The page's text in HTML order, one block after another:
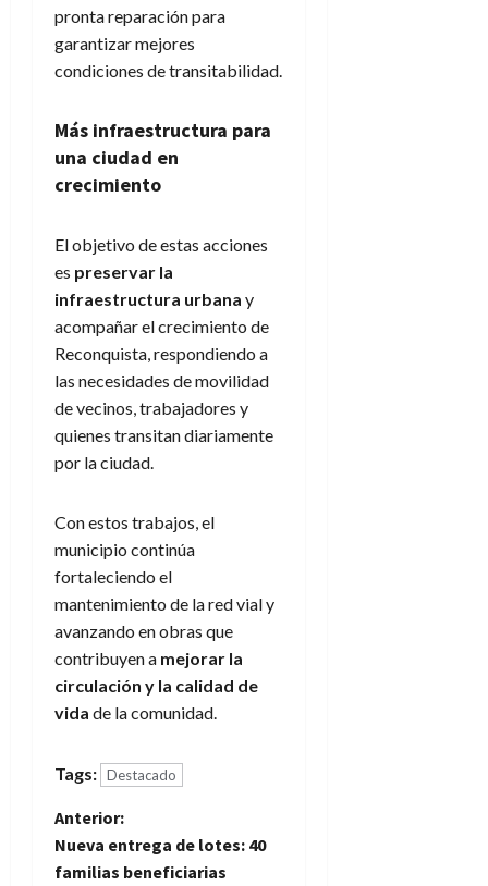
pronta reparación para
garantizar mejores
condiciones de transitabilidad.
Más infraestructura para
una ciudad en
crecimiento
El objetivo de estas acciones
es preservar la
infraestructura urbana y
acompañar el crecimiento de
Reconquista, respondiendo a
las necesidades de movilidad
de vecinos, trabajadores y
quienes transitan diariamente
por la ciudad.
Con estos trabajos, el
municipio continúa
fortaleciendo el
mantenimiento de la red vial y
avanzando en obras que
contribuyen a mejorar la
circulación y la calidad de
vida de la comunidad.
Tags: Destacado
N
a
Anterior:
Nueva entrega de lotes: 40
familias beneficiarias